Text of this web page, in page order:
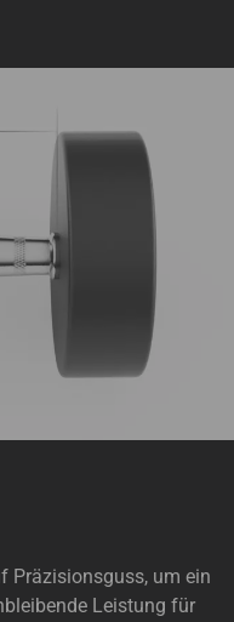
Präzisionsguss, um ein
Leistung für